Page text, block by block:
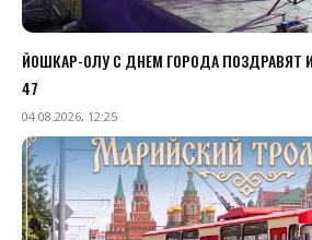
ЙОШКАР-ОЛУ С ДНЕМ ГОРОДА ПОЗДРАВЯТ
47
04.08.2026, 12:25